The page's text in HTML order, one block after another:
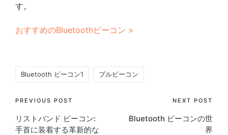
す。
おすすめのBluetoothビーコン >
Bluetooth ビーコン1 ブルビーコン
Post
navigation
PREVIOUS POST
リストバンド ビーコン:
手首に装着する革新的な
NEXT POST
Bluetooth ビーコンの世
界